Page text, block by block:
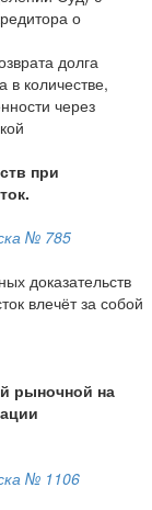
о
долга
количестве,
через
при
№ 785
доказательств
влечёт за собой
рыночной на
№ 1106